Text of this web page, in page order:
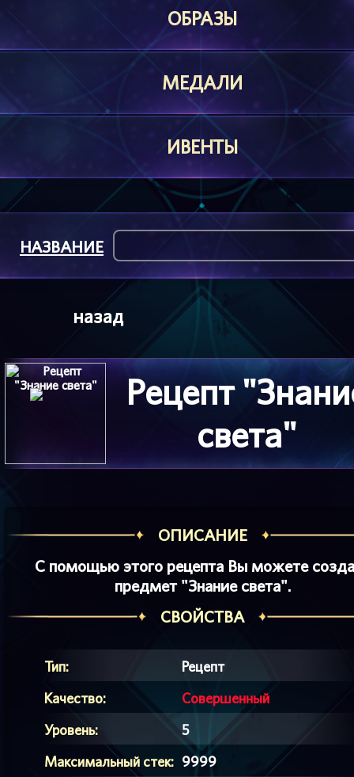
ОБРАЗЫ
МЕДАЛИ
ИВЕНТЫ
назад
НАЗВАНИЕ
Рецепт
света"
ОПИСАНИЕ
С помощью этого рецепта Вы можете
предмет "Знание света".
СВОЙСТВА
Тип:
Рецепт
Качество:
Совершенный
Уровень:
5
Максимальный стек: 9999